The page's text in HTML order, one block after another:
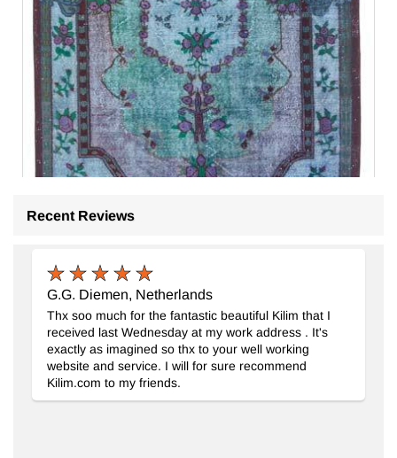
Alfombra Tallada A Mano Sobre Teñida
181 cm x 300 cm
$797
Recent Reviews
G.G. Diemen, Netherlands
Thx soo much for the fantastic beautiful Kilim that I
received last Wednesday at my work address . It's
exactly as imagined so thx to your well working
website and service. I will for sure recommend
Kilim.com to my friends.